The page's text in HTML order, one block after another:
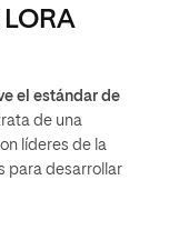
el estándar de
de una
líderes de la
para desarrollar